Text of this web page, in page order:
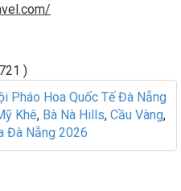
)
Pháo Hoa Quốc Tế Đà Nẵng
Khê, Bà Nà Hills, Cầu Vàng,
Đà Nẵng 2026